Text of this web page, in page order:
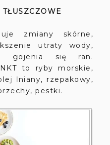
zmiany skórne,
utraty wody,
gojenia się ran.
to ryby morskie,
lniany, rzepakowy,
pestki.